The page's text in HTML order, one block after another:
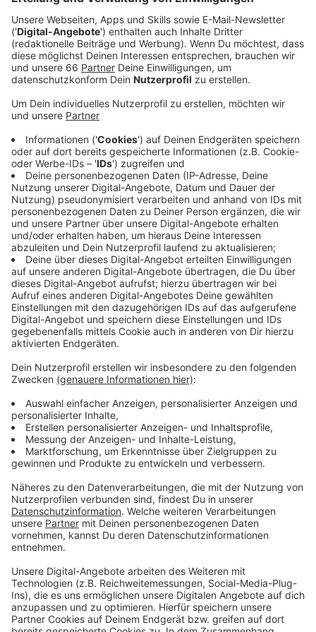
Anzeige
Anzeige
Dabei zu beachten: Wir sollten immer beim Heizkörper
an der Heizanlage beginnen und uns dann weiter
vorarbeiten, bis alle Heizungen im Haushalt entlüftet
sind. Anschließend ist es wichtig, auch noch den
Wasserdruck der Heizungsanlage zu überprüfen – hier
muss gegebenenfalls Wasser nachgefüllt werden, so
Haus und Grund.
Anzeige
Weitere Infos und Links zum Thema:
Anzeige
Haus und Grund: Heizung richtig entlüften
Winter-Check: Tipps, um das Haus winterfest zu
machen
So werden Balkon & Garten winterfest
Anzeige
Folge uns für mehr News & Updates:
Anzeige